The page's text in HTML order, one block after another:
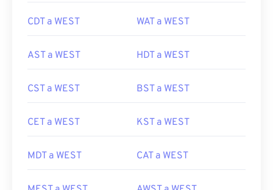
CDT a WEST WAT a WEST
AST a WEST HDT a WEST
CST a WEST BST a WEST
CET a WEST KST a WEST
MDT a WEST CAT a WEST